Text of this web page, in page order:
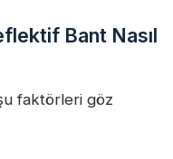
Bant Nasıl
faktörleri göz